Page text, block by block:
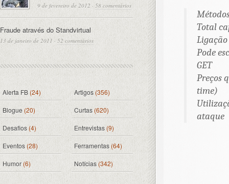
Total
Ligação
Pode
GET
Preços
time)
ataque
9 de fevereiro de 2012 · 58 comentários
Fraude através do Standvirtual
13 de janeiro de 2011 · 52 comentários
Alerta FB (24) Artigos(356)
Blogue (20) Curtas(620)
Desafios(4) Entrevistas (9)
Eventos (28) Ferramentas (64)
Humor (6) Notícias(342)